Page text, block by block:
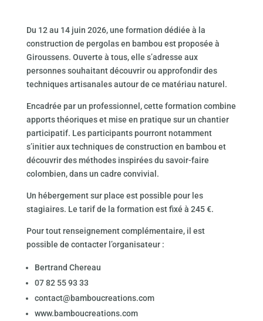
Du 12 au 14 juin 2026, une formation dédiée à la
construction de pergolas en bambou est proposée à
Giroussens. Ouverte à tous, elle s’adresse aux
personnes souhaitant découvrir ou approfondir des
techniques artisanales autour de ce matériau naturel.
Encadrée par un professionnel, cette formation combine
apports théoriques et mise en pratique sur un chantier
participatif. Les participants pourront notamment
s’initier aux techniques de construction en bambou et
découvrir des méthodes inspirées du savoir-faire
colombien, dans un cadre convivial.
Un hébergement sur place est possible pour les
stagiaires. Le tarif de la formation est fixé à 245 €.
Pour tout renseignement complémentaire, il est
possible de contacter l’organisateur :
Bertrand Chereau
07 82 55 93 33
contact@bamboucreations.com
www.bamboucreations.com